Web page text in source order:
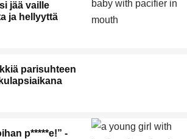
jää vaille
ja hellyyttä
parisuhteen
p*****e!” -